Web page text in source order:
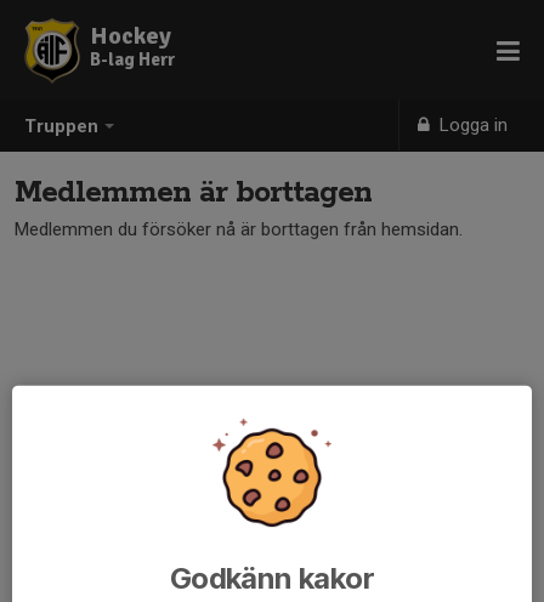
Truppen Logga in
Hockey
B-lag Herr
Medlemmen är borttagen
Medlemmen du försöker nå är borttagen från hemsidan.
Godkänn kakor